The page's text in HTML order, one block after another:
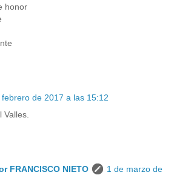
honor
de 2017 a las 15:12
Valles.
FRANCISCO NIETO
1 de marzo de